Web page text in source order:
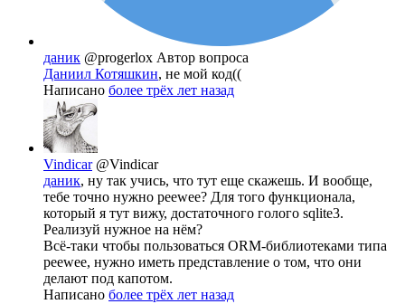
даник @progerlox Автор вопроса
Даниил Котяшкин, не мой код((
Написано более трёх лет назад
Vindicar @Vindicar
даник, ну так учись, что тут еще скажешь. И вообще,
тебе точно нужно peewee? Для того функционала,
который я тут вижу, достаточного голого sqlite3.
Реализуй нужное на нём?
Всё-таки чтобы пользоваться ORM-библиотеками типа
peewee, нужно иметь представление о том, что они
делают под капотом.
Написано более трёх лет назад